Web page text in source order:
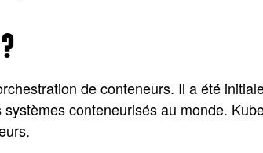
de conteneurs. Il a été
conteneurisés au monde.